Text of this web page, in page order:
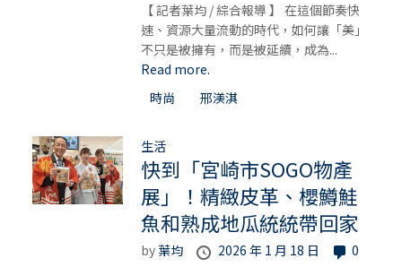
【 記者葉均 / 綜合報導 】 在這個節奏快
速、資源大量流動的時代，如何讓「美」
不只是被擁有，而是被延續，成為...
Read more.
時尚
邢渼淇
生活
快到「宮崎市SOGO物產
展」！精緻皮革、櫻鱒鮭
魚和熟成地瓜統統帶回家
by葉均 2026 年 1 月 18 日
0